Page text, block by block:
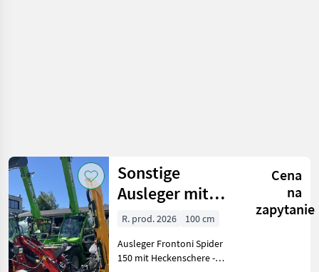
Sonstige
Ausleger mit
Astsäge
Cena
na
zapytanie
R. prod. 2026
100 cm
Ausleger Frontoni Spider
150 mit Heckenschere -